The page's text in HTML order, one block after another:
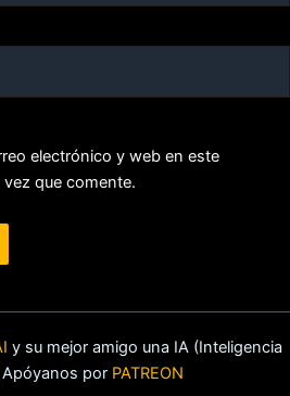
electrónico y web en este
que comente.
y su mejor amigo una IA (Inteligencia
por PATREON